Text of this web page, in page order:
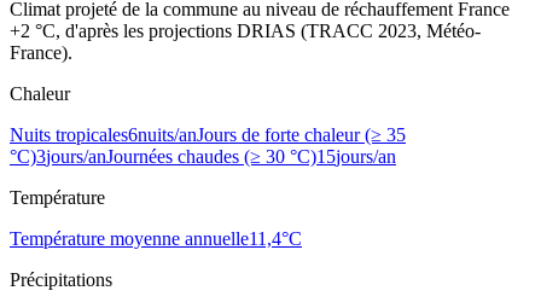
Climat projeté de la commune au niveau de réchauffement France
+2 °C, d'après les projections DRIAS (TRACC 2023, Météo-
France).
Chaleur
Nuits tropicales6nuits/anJours de forte chaleur (≥ 35
°C)3jours/anJournées chaudes (≥ 30 °C)15jours/an
Température
Température moyenne annuelle11,4°C
Précipitations